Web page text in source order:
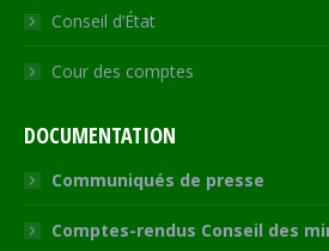
Conseil d’État
Cour des comptes
DOCUMENTATION
Communiqués de presse
Comptes-rendus Conseil des